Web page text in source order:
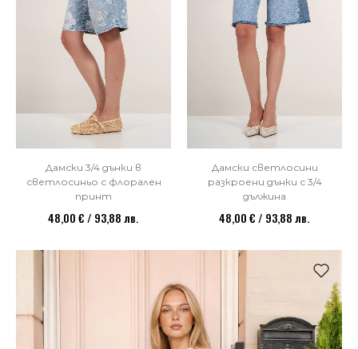
Дамски 3/4 дънки в
светлосиньо с флорален
принт
48,00 € / 93,88 лв.
Дамски светлосини
разкроени дънки с 3/4
дължина
48,00 € / 93,88 лв.